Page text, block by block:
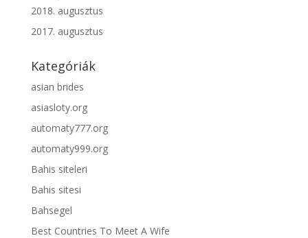
2018. augusztus
2017. augusztus
Kategóriák
asian brides
asiasloty.org
automaty777.org
automaty999.org
Bahis siteleri
Bahis sitesi
Bahsegel
Best Countries To Meet A Wife